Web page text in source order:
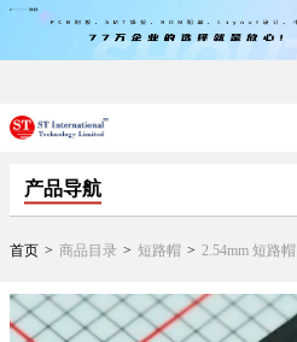
产品导航
首页 > 商品目录 > 短路帽 > 2.54mm 短路帽